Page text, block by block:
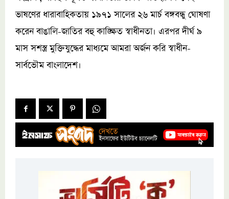
ভাষণের ধারাবাহিকতায় ১৯৭১ সালের ২৬ মার্চ বঙ্গবন্ধু ঘোষণা
করেন বাঙালি-জাতির বহু কাঙ্ক্ষিত স্বাধীনতা। এরপর দীর্ঘ ৯
মাস সশস্ত্র মুক্তিযুদ্ধের মাধ্যমে আমরা অর্জন করি স্বাধীন-
সার্বভৌম বাংলাদেশ।